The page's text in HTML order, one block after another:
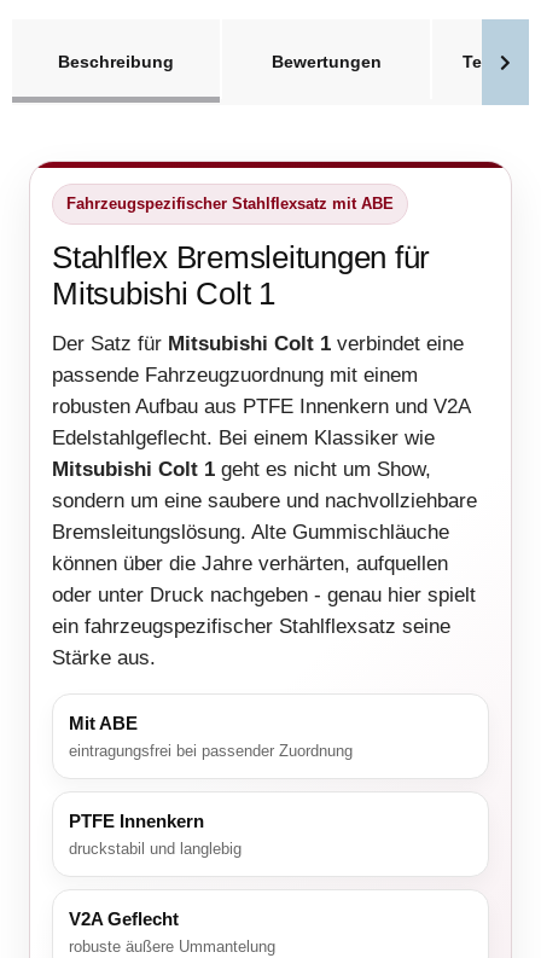
Beschreibung
Bewertungen
Fahrzeugspezifischer Stahlflexsatz mit ABE
Stahlflex Bremsleitungen für
Mitsubishi Colt 1
Der Satz für Mitsubishi Colt 1 verbindet eine
passende Fahrzeugzuordnung mit einem
robusten Aufbau aus PTFE Innenkern und V2A
Edelstahlgeflecht. Bei einem Klassiker wie
Mitsubishi Colt 1 geht es nicht um Show,
sondern um eine saubere und nachvollziehbare
Bremsleitungslösung. Alte Gummischläuche
können über die Jahre verhärten, aufquellen
oder unter Druck nachgeben - genau hier spielt
ein fahrzeugspezifischer Stahlflexsatz seine
Stärke aus.
Mit ABE
eintragungsfrei bei passender Zuordnung
PTFE Innenkern
druckstabil und langlebig
V2A Geflecht
robuste äußere Ummantelung